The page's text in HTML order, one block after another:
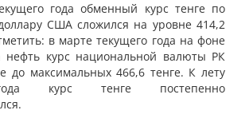
года обменный курс тенге по
США сложился на уровне 414,2
в марте текущего года на фоне
нефть курс национальной валюты РК
до максимальных 466,6 тенге. К лету
курс тенге постепенно